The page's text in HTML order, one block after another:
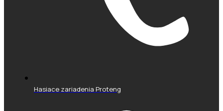
Hasiace zariadenia Proteng